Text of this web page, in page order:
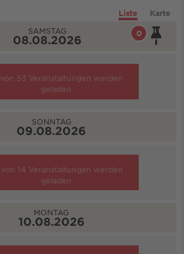
Liste Karte
0
SAMSTAG
08.08.2026
von 53 Veranstaltungen werden
geladen
SONNTAG
09.08.2026
von 14 Veranstaltungen werden
geladen
MONTAG
10.08.2026